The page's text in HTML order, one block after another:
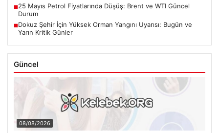
■25 Mayıs Petrol Fiyatlarında Düşüş: Brent ve WTI Güncel
Durum
■Dokuz Şehir İçin Yüksek Orman Yangını Uyarısı: Bugün ve
Yarın Kritik Günler
Güncel
08/08/2026